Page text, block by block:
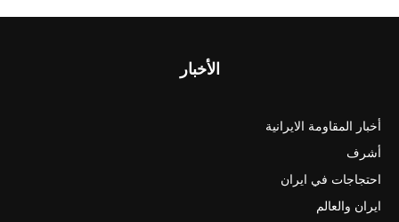
الأخبار
أخبار المقاومة الايرانية
أشرف
احتجاجات في ايران
ايران والعالم